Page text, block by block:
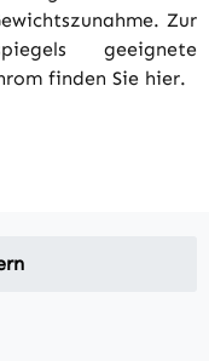
Zur
geeignete
finden Sie hier.